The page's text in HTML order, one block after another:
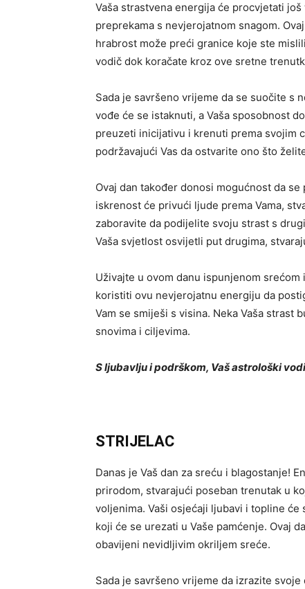
Vaša strastvena energija će procvjetati
preprekama s nevjerojatnom snagom.
hrabrost može preći granice koje ste
vodič dok koračate kroz ove sretne
Sada je savršeno vrijeme da se suočite s
vođe će se istaknuti, a Vaša sposobnost
preuzeti inicijativu i krenuti prema svojim
podržavajući Vas da ostvarite ono što
Ovaj dan također donosi mogućnost da
iskrenost će privući ljude prema Vama,
zaboravite da podijelite svoju strast s
Vaša svjetlost osvijetli put drugima,
Uživajte u ovom danu ispunjenom
koristiti ovu nevjerojatnu energiju da
Vam se smiješi s visina. Neka Vaša strast
snovima i ciljevima.
S ljubavlju i podrškom, Vaš astrološki
STRIJELAC
Danas je Vaš dan za sreću i blagostanje!
prirodom, stvarajući poseban trenutak u
voljenima. Vaši osjećaji ljubavi i topline
koji će se urezati u Vaše pamćenje. Ovaj
obavijeni nevidljivim okriljem sreće.
Sada je savršeno vrijeme da izrazite